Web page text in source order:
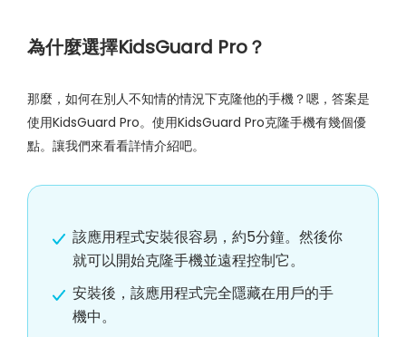
為什麼選擇KidsGuard Pro？
那麼，如何在別人不知情的情況下克隆他的手機？嗯，答案是
使用KidsGuard Pro。使用KidsGuard Pro克隆手機有幾個優
點。讓我們來看看詳情介紹吧。
該應用程式安裝很容易，約5分鐘。然後你
就可以開始克隆手機並遠程控制它。
安裝後，該應用程式完全隱藏在用戶的手
機中。